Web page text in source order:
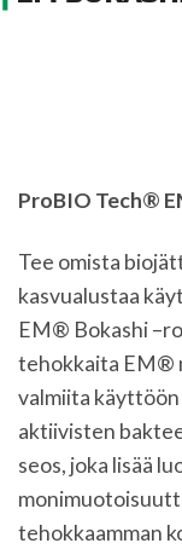
ProBIO Tech®
Tee omista
kasvualustaa
EM® Bokashi
tehokkaita EM®
valmiita käyttöön
aktiivisten
seos, joka lisää
tehokkaamman